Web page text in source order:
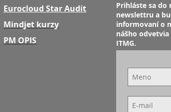
Eurocloud Star Audit
Mindjet kurzy
PM OPIS
Prihláste sa do
newslettru a
informovaní o
nášho
ITMG.